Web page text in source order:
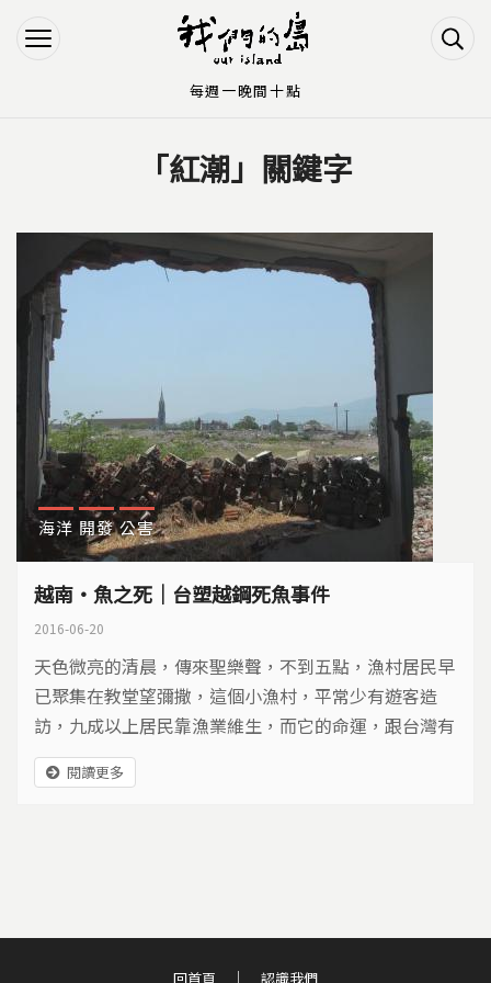
Jump to Navigation
Jump to Main content
「紅潮」關鍵字
海洋 開發 公害
越南‧魚之死｜台塑越鋼死魚事件
2016-06-20
天色微亮的清晨，傳來聖樂聲，不到五點，漁村居民早
已聚集在教堂望彌撒，這個小漁村，平常少有遊客造
訪，九成以上居民靠漁業維生，而它的命運，跟台灣有
關…
閱讀更多
回首頁 認識我們
每週一晚間十點